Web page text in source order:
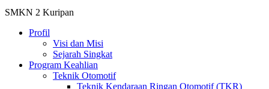
SMKN 2 Kuripan
Profil
Visi dan Misi
Sejarah Singkat
Program Keahlian
Teknik Otomotif
Teknik Kendaraan Ringan Otomotif (TKR)